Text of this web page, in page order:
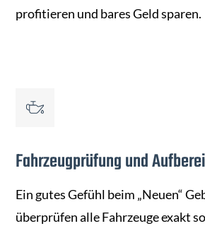
profitieren und bares Geld sparen.
Fahrzeugprüfung und
Ein gutes Gefühl beim „Neuen“
überprüfen alle Fahrzeuge exakt